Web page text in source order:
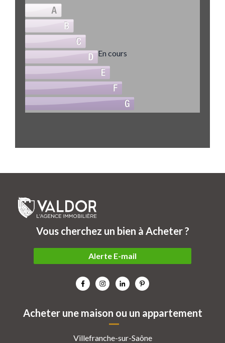
En cours
Acheter une maison ou un appartement
Villefranche-sur-Saône
Vous cherchez un bien à Acheter ?
Alerte E-mail